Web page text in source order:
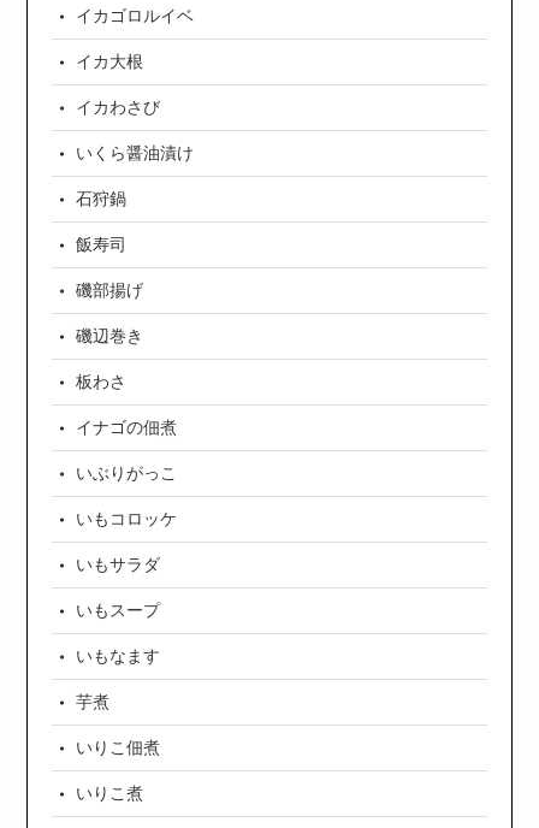
イカゴロルイベ
イカ大根
イカわさび
いくら醤油漬け
石狩鍋
飯寿司
磯部揚げ
磯辺巻き
板わさ
イナゴの佃煮
いぶりがっこ
いもコロッケ
いもサラダ
いもスープ
いもなます
芋煮
いりこ佃煮
いりこ煮